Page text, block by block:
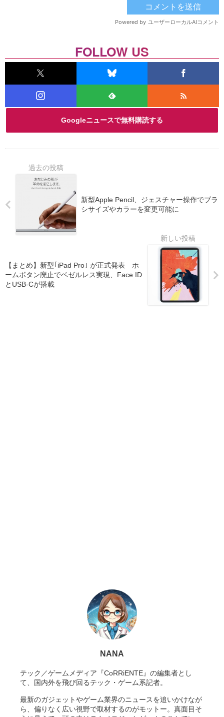
Googleニュースで無料購読する
FOLLOW US
新型Apple Pencil、ジェスチャー操作でブラ
シサイズやカラーを変更可能に
【まとめ】新型｢iPad Pro｣ が正式発表 ホ
ームボタン廃止でベゼルレス実現、Face ID
とUSB-Cが搭載
NANA
テック／ゲームメディア『CoRRiENTE』の編集者とし
て、国内外を飛び回るテック・ゲーム系記者。
最新のガジェットやゲーム業界のニュースを追いかけなが
ら、偏りなく広い視野で取材するのがモットー。真面目そ